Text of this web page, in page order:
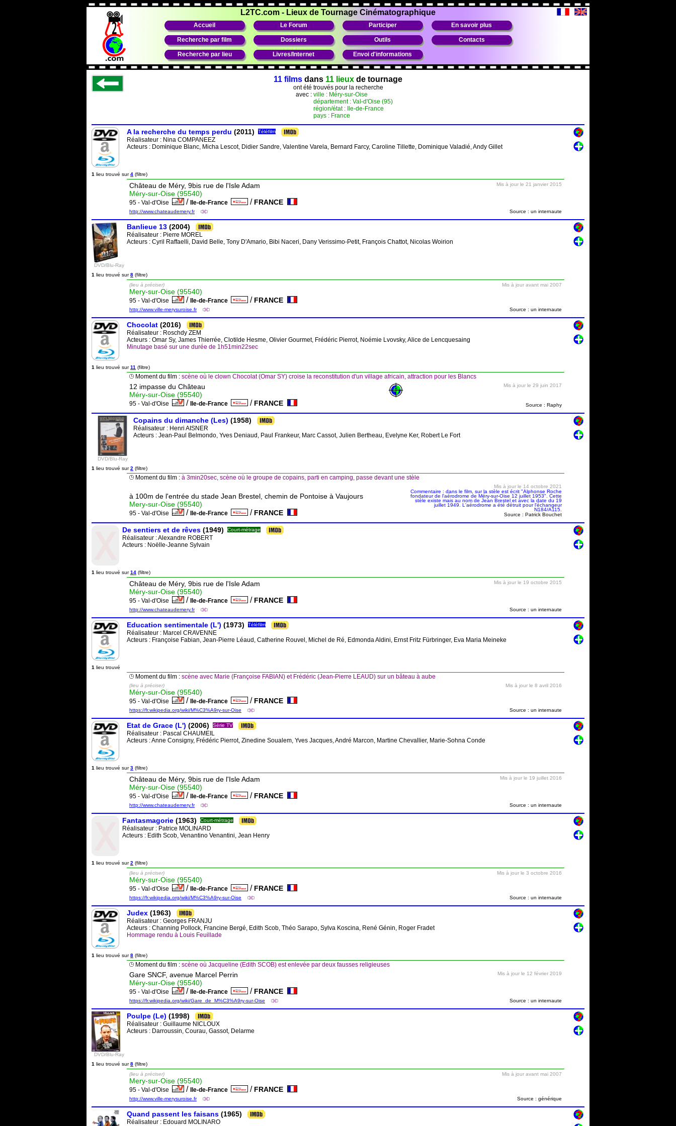
L2TC.com - Lieux de Tournage Cinématographique
Accueil Le Forum Participer En savoir plus
Recherche par film Dossiers Outils Contacts
Recherche par lieu Livres/Internet Envoi d'informations
11 films dans 11 lieux de tournage
ont été trouvés pour la recherche
avec : ville : Méry-sur-Oise
département : Val-d'Oise (95)
région/état : Ile-de-France
pays : France
A la recherche du temps perdu (2011) Téléfilm
Réalisateur : Nina COMPANEEZ
Acteurs : Dominique Blanc, Micha Lescot, Didier Sandre, Valentine Varela, Bernard Farcy, Caroline Tillette, Dominique Valadié, Andy Gillet
1 lieu trouvé sur4 (filtre)
Château de Méry, 9bis rue de l'Isle Adam
Méry-sur-Oise (95540)
95 - Val-d'Oise / Ile-de-France / FRANCE
http://www.chateaudemery.fr
Mis à jour le 21 janvier 2015
Source : un internaute
DVD/Blu-Ray
Banlieue 13 (2004)
Réalisateur : Pierre MOREL
Acteurs : Cyril Raffaelli, David Belle, Tony D'Amario, Bibi Naceri, Dany Verissimo-Petit, François Chattot, Nicolas Woirion
1 lieu trouvé sur8 (filtre)
(lieu à préciser)
Mery-sur-Oise (95540)
95 - Val-d'Oise / Ile-de-France / FRANCE
http://www.ville-merysuroise.fr
Mis à jour avant mai 2007
Source : un internaute
Chocolat (2016)
Réalisateur : Roschdy ZEM
Acteurs : Omar Sy, James Thierrée, Clotilde Hesme, Olivier Gourmet, Frédéric Pierrot, Noémie Lvovsky, Alice de Lencquesaing
Minutage basé sur une durée de 1h51min22sec
1 lieu trouvé sur11 (filtre)
Moment du film : scène où le clown Chocolat (Omar SY) croise la reconstitution d'un village africain, attraction pour les Blancs
12 impasse du Château
Méry-sur-Oise (95540)
95 - Val-d'Oise / Ile-de-France / FRANCE
Mis à jour le 29 juin 2017
Source : Raphy
DVD/Blu-Ray
Copains du dimanche (Les) (1958)
Réalisateur : Henri AISNER
Acteurs : Jean-Paul Belmondo, Yves Deniaud, Paul Frankeur, Marc Cassot, Julien Bertheau, Evelyne Ker, Robert Le Fort
1 lieu trouvé sur2 (filtre)
Moment du film : à 3min20sec, scène où le groupe de copains, parti en camping, passe devant une stèle
à 100m de l'entrée du stade Jean Brestel, chemin de Pontoise à Vaujours
Mery-sur-Oise (95540)
95 - Val-d'Oise / Ile-de-France / FRANCE
Mis à jour le 14 octobre 2021
Commentaire : dans le film, sur la stèle est écrit "Alphonse Roche
fondateur de l'aérodrome de Méry-sur-Oise 12 juillet 1953". Cette
stèle existe mais au nom de Jean Brestel et avec la date du 19
juillet 1949. L'aérodrome a été détruit pour l'échangeur
N184/A115.
Source : Patrick Bouchet
De sentiers et de rêves (1949) Court-métrage
Réalisateur :Alexandre ROBERT
Acteurs : Noëlle-Jeanne Sylvain
1 lieu trouvé sur14 (filtre)
Château de Méry, 9bis rue de l'Isle Adam
Méry-sur-Oise (95540)
95 - Val-d'Oise / Ile-de-France / FRANCE
http://www.chateaudemery.fr
Mis à jour le 19 octobre 2015
Source : un internaute
Education sentimentale (L') (1973) Téléfilm
Réalisateur : Marcel CRAVENNE
Acteurs : Françoise Fabian, Jean-Pierre Léaud, Catherine Rouvel, Michel de Ré, Edmonda Aldini, Ernst Fritz Fürbringer, Eva Maria Meineke
1 lieu trouvé
Moment du film : scène avec Marie (Françoise FABIAN) et Frédéric (Jean-Pierre LEAUD) sur un bâteau à aube
(lieu à préciser)
Méry-sur-Oise (95540)
95 - Val-d'Oise / Ile-de-France / FRANCE
https://fr.wikipedia.org/wiki/M%C3%A9ry-sur-Oise
Mis à jour le 8 avril 2016
Source : un internaute
Etat de Grace (L') (2006) Série TV
Réalisateur : Pascal CHAUMEIL
Acteurs : Anne Consigny, Frédéric Pierrot, Zinedine Soualem, Yves Jacques, André Marcon, Martine Chevallier, Marie-Sohna Conde
1 lieu trouvé sur3 (filtre)
Château de Méry, 9bis rue de l'Isle Adam
Méry-sur-Oise (95540)
95 - Val-d'Oise / Ile-de-France / FRANCE
http://www.chateaudemery.fr
Mis à jour le 19 juillet 2016
Source : un internaute
Fantasmagorie (1963) Court-métrage
Réalisateur : Patrice MOLINARD
Acteurs : Edith Scob, Venantino Venantini, Jean Henry
1 lieu trouvé sur2 (filtre)
(lieu à préciser)
Méry-sur-Oise (95540)
95 - Val-d'Oise / Ile-de-France / FRANCE
https://fr.wikipedia.org/wiki/M%C3%A9ry-sur-Oise
Mis à jour le 3 octobre 2016
Source : un internaute
Judex (1963)
Réalisateur : Georges FRANJU
Acteurs : Channing Pollock, Francine Bergé, Edith Scob, Théo Sarapo, Sylva Koscina, René Génin, Roger Fradet
Hommage rendu à Louis Feuillade
1 lieu trouvé sur8 (filtre)
Moment du film : scène où Jacqueline (Edith SCOB) est enlevée par deux fausses religieuses
Gare SNCF, avenue Marcel Perrin
Méry-sur-Oise (95540)
95 - Val-d'Oise / Ile-de-France / FRANCE
https://fr.wikipedia.org/wiki/Gare_de_M%C3%A9ry-sur-Oise
Mis à jour le 12 février 2019
Source : un internaute
DVD/Blu-Ray
Poulpe (Le) (1998)
Réalisateur : Guillaume NICLOUX
Acteurs : Darroussin, Courau, Gassot, Delarme
1 lieu trouvé sur8 (filtre)
(lieu à préciser)
Mery-sur-Oise (95540)
95 - Val-d'Oise / Ile-de-France / FRANCE
http://www.ville-merysuroise.fr
Mis à jour avant mai 2007
Source : générique
Quand passent les faisans (1965)
Réalisateur : Edouard MOLINARO